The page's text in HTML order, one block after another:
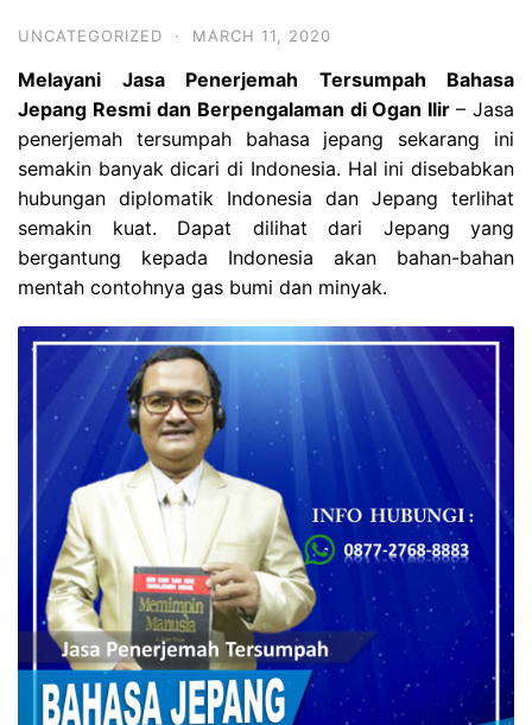
UNCATEGORIZED · MARCH 11, 2020
Melayani Jasa Penerjemah Tersumpah Bahasa
Jepang Resmi dan Berpengalaman di Ogan Ilir– Jasa
penerjemah tersumpahbahasa jepang sekarang ini
semakin banyak dicari di Indonesia. Hal ini disebabkan
hubungan diplomatik Indonesia dan Jepang terlihat
semakin kuat. Dapat dilihat dari Jepang yang
bergantung kepada Indonesia akan bahan-bahan
mentah contohnya gas bumi dan minyak.